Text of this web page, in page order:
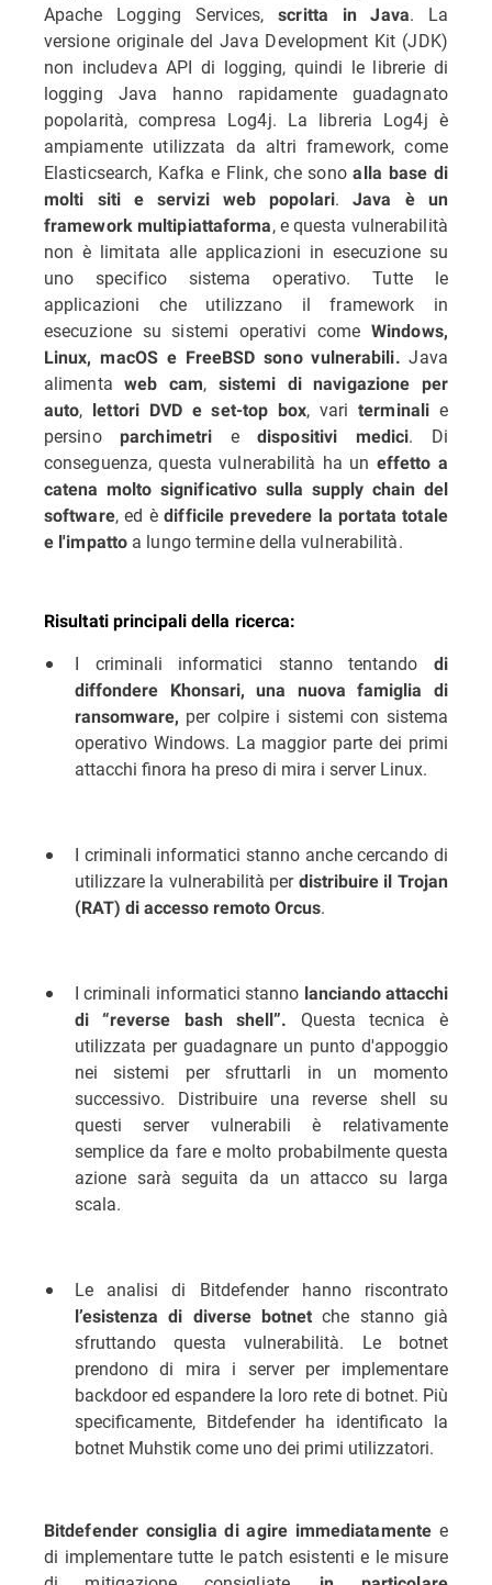
Apache Logging Services,scritta in Java. La
versione originale del Java Development Kit (JDK)
non includeva API di logging, quindi le librerie di
logging Java hanno rapidamente guadagnato
popolarità, compresa Log4j. La libreria Log4j è
ampiamente utilizzata da altri framework, come
Elasticsearch, Kafka e Flink, che sonoalla base di
molti siti e servizi web popolari.Java è un
framework multipiattaforma, e questa vulnerabilità
non è limitata alle applicazioni in esecuzione su
uno specifico sistema operativo. Tutte le
applicazioni che utilizzano il framework in
esecuzione su sistemi operativi comeWindows,
Linux, macOS e FreeBSD sono vulnerabili. Java
alimentaweb cam, sistemi di navigazione per
auto, lettori DVD e set-top box, variterminali e
persinoparchimetri edispositivi medici. Di
conseguenza, questa vulnerabilità ha un effetto a
catena molto significativo sulla supply chain del
software, ed èdifficile prevedere la portata totale
e l'impatto a lungo termine della vulnerabilità.
Risultati principali della ricerca:
I criminali informatici stanno tentando di
diffondere Khonsari, una nuova famiglia di
ransomware, per colpire i sistemi con sistema
operativo Windows. La maggior parte dei primi
attacchi finora ha preso di mira i server Linux.
I criminali informatici stanno anche cercando di
utilizzare la vulnerabilità per distribuire il Trojan
(RAT) di accesso remoto Orcus.
I criminali informatici stanno lanciando attacchi
di “reverse bash shell”.
Questa tecnica è
utilizzata per guadagnare un punto d'appoggio
nei sistemi per sfruttarli in un momento
successivo. Distribuire una reverse shell su
questi server vulnerabili è relativamente
semplice da fare e molto probabilmente questa
azione sarà seguita da un attacco su larga
scala.
Le analisi di Bitdefender hanno riscontrato
l’esistenza di diverse botnetche stanno già
sfruttando questa vulnerabilità. Le botnet
prendono di mira i server per implementare
backdoor ed espandere la loro rete di botnet. Più
specificamente, Bitdefender ha identificato la
botnet Muhstik come uno dei primi utilizzatori.
Bitdefender consiglia di agire immediatamente e
di implementare tutte le patch esistenti e le misure